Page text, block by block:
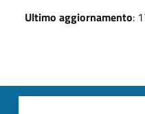
Ultimo aggiornamento: